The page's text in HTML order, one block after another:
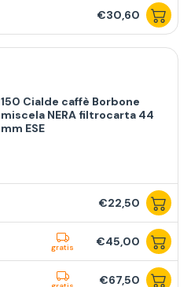
€30,60
150 Cialde caffè Borbone
miscela NERA filtrocarta 44
mm ESE
€22,50
gratis €45,00
€67,50